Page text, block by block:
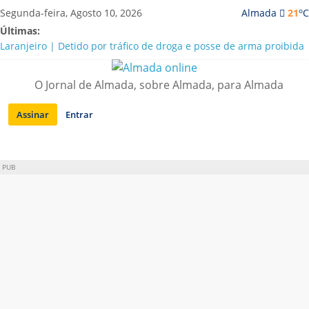
Saltar
para
conteúdo
Almada 21oC
Segunda-feira, Agosto 10, 2026
Últimas:
Laranjeiro | Detido por tráfico de droga e posse de arma proibida
A “crise” da água em Almada: ilações e ensinamentos necessários
Costa da Caparica | Polícia Marítima e ASAE detectam
irregularidades em habitações e restaurantes
APA diz que falta de água em Almada “foi um problema de má
O Jornal de Almada, sobre Almada, para Almada
Assinar Entrar
PUB